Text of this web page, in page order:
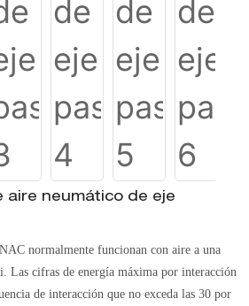
aire neumático de eje
normalmente funcionan con aire a una
Las cifras de energía máxima por interacción
de interacción que no exceda las 30 por